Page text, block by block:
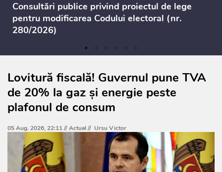
Consultări publice privind proiectul de lege
pentru modificarea Codului electoral (nr.
280/2026)
Lovitură fiscală! Guvernul pune TVA
de 20% la gaz și energie peste
plafonul de consum
05 Aug. 2026, 22:11 //Actual// Ursu Victor